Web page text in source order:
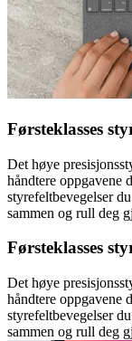
Førsteklasses
Det høye
håndtere
styrefeltbevegelser
sammen og rull deg
Førsteklasses
Det høye
håndtere
styrefeltbevegelser
sammen og rull deg